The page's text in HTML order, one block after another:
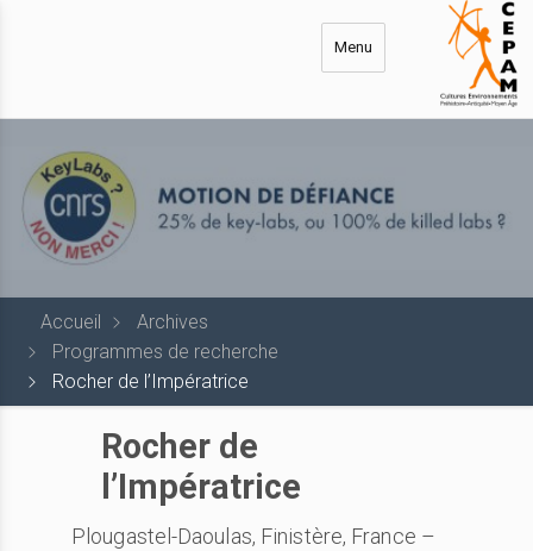
Menu
Accueil
Archives
Programmes de recherche
Rocher de l’Impératrice
Rocher de
l’Impératrice
Plougastel-Daoulas, Finistère, France –